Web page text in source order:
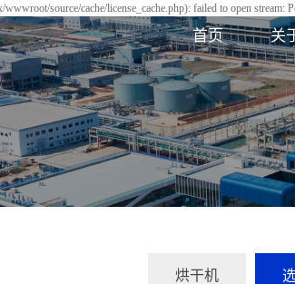
source/cache/license_cache.php): failed to open
首页 关
烘干机